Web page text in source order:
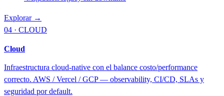
Explorar →
04 · CLOUD
Cloud
Infraestructura cloud-native con el balance costo/performance
correcto. AWS / Vercel / GCP — observability, CI/CD, SLAs y
seguridad por default.